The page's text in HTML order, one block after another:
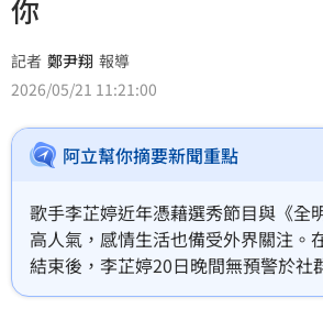
你
記者 鄭尹翔 報導
2026/05/21 11:21:00
阿立幫你摘要新聞重點
歌手李芷婷近年憑藉選秀節目與《全
高人氣，感情生活也備受外界關注。
結束後，李芷婷20日晚間無預警於社
情，甜蜜認愛一名金髮男子，並寫下